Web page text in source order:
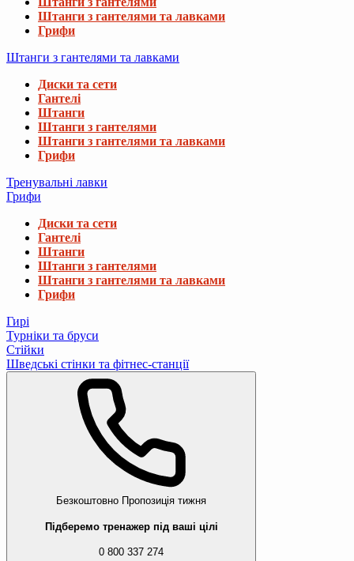
Штанги з гантелями та лавками
Грифи
Штанги з гантелями та лавками
Диски та сети
Гантелі
Штанги
Штанги з гантелями
Штанги з гантелями та лавками
Грифи
Тренувальні лавки
Грифи
Диски та сети
Гантелі
Штанги
Штанги з гантелями
Штанги з гантелями та лавками
Грифи
Гирі
Турніки та бруси
Стійки
Шведські стінки та фітнес-станції
Безкоштовно Пропозиція тижня
Підберемо тренажер під ваші цілі
0 800 337 274